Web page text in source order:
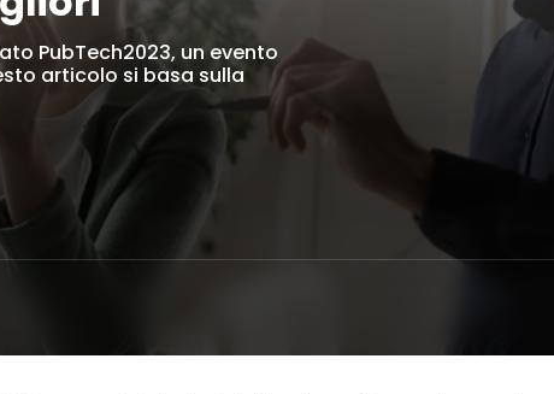
PubTech2023, un evento
articolo si basa sulla